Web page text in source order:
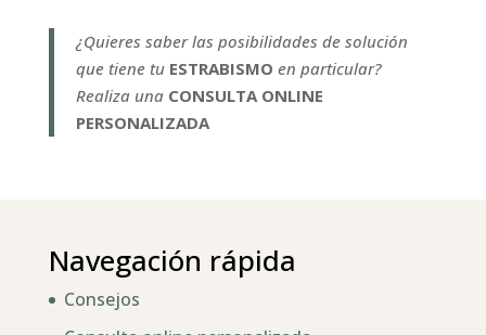
¿Quieres saber las posibilidades de solución
que tiene tu ESTRABISMO en particular?
Realiza una CONSULTA ONLINE
PERSONALIZADA
Navegación rápida
Consejos